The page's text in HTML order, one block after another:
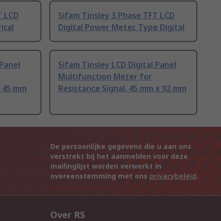
LCD
Sifam Tinsley 3 Phase TFT LCD
Digital Power Meter, Type Digital
mm
Sifam Tinsley LCD Digital Panel
Multifunction Meter for
Resistance Signal, 45 mm x 92 mm
De persoonlijke gegevens die u aan ons
verstrekt bij het aanmelden voor deze
mailinglijst worden verwerkt in
overeenstemming met ons privacybeleid.
Over RS